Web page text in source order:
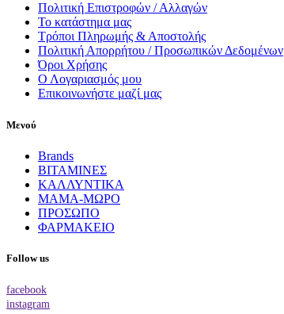
Πολιτική Επιστροφών / Αλλαγών
Το κατάστημα μας
Τρόποι Πληρωμής & Αποστολής
Πολιτική Απορρήτου / Προσωπικών Δεδομένων
Όροι Χρήσης
Ο Λογαριασμός μου
Επικοινωνήστε μαζί μας
Μενού
Brands
ΒΙΤΑΜΙΝΕΣ
ΚΑΛΛΥΝΤΙΚΑ
ΜΑΜΑ-ΜΩΡΟ
ΠΡΟΣΩΠΟ
ΦΑΡΜΑΚΕΙΟ
Follow us
facebook
instagram